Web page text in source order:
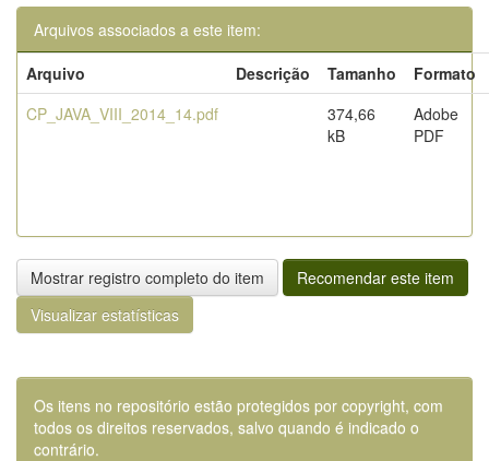
Arquivos associados a este item:
Arquivo
Descrição Tamanho
Formato
CP_JAVA_VIII_2014_14.pdf
374,66
kB
Adobe
PDF
Mostrar registro completo do item
Recomendar este item
Visualizar estatísticas
Os itens no repositório estão protegidos por copyright, com
todos os direitos reservados, salvo quando é indicado o
contrário.